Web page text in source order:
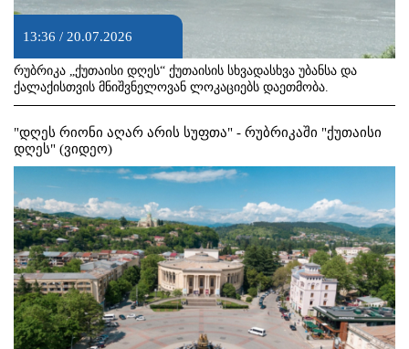
13:36 / 20.07.2026
რუბრიკა „ქუთაისი დღეს“ ქუთაისის სხვადასხვა უბანსა და
ქალაქისთვის მნიშვნელოვან ლოკაციებს დაეთმობა.
"დღეს რიონი აღარ არის სუფთა" - რუბრიკაში "ქუთაისი
დღეს" (ვიდეო)